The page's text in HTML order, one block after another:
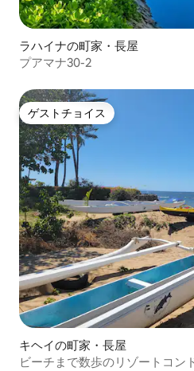
ラハイナの町家・長屋
プアマナ30-2
ゲストチョイス
ゲストチョイス
キヘイの町家・長屋
ビーチまで数歩のリゾートコン